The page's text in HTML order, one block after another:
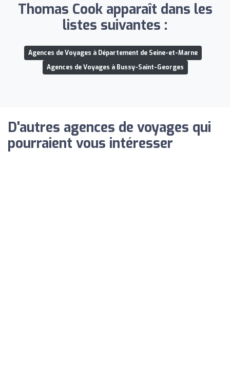
Thomas Cook apparaît dans les
listes suivantes :
Agences de Voyages à Département de Seine-et-Marne
Agences de Voyages à Bussy-Saint-Georges
D'autres agences de voyages qui
pourraient vous intéresser